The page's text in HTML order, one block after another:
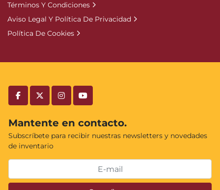
facebooktwitterinstagramyoutube
Mantente en contacto.
Subscríbete para recibir nuestras newsletters y novedades
de inventario
Términos Y Condiciones
Aviso Legal Y Política De Privacidad
Política De Cookies